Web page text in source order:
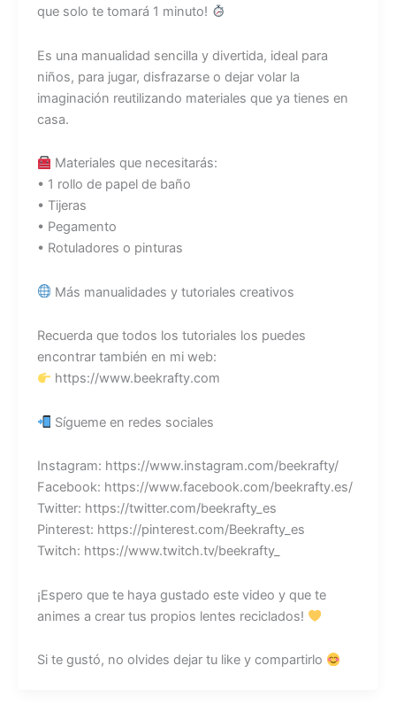
que solo te tomará 1 minuto!
Es una manualidad sencilla y divertida, ideal para
niños, para jugar, disfrazarse o dejar volar la
imaginación reutilizando materiales que ya tienes en
casa.
Materiales que necesitarás:
• 1 rollo de papel de baño
• Tijeras
• Pegamento
• Rotuladores o pinturas
Más manualidades y tutoriales creativos
Recuerda que todos los tutoriales los puedes
encontrar también en mi web:
https://www.beekrafty.com
Sígueme en redes sociales
Instagram: https://www.instagram.com/beekrafty/
Facebook: https://www.facebook.com/beekrafty.es/
Twitter: https://twitter.com/beekrafty_es
Pinterest: https://pinterest.com/Beekrafty_es
Twitch: https://www.twitch.tv/beekrafty_
¡Espero que te haya gustado este video y que te
animes a crear tus propios lentes reciclados!
Si te gustó, no olvides dejar tu like y compartirlo